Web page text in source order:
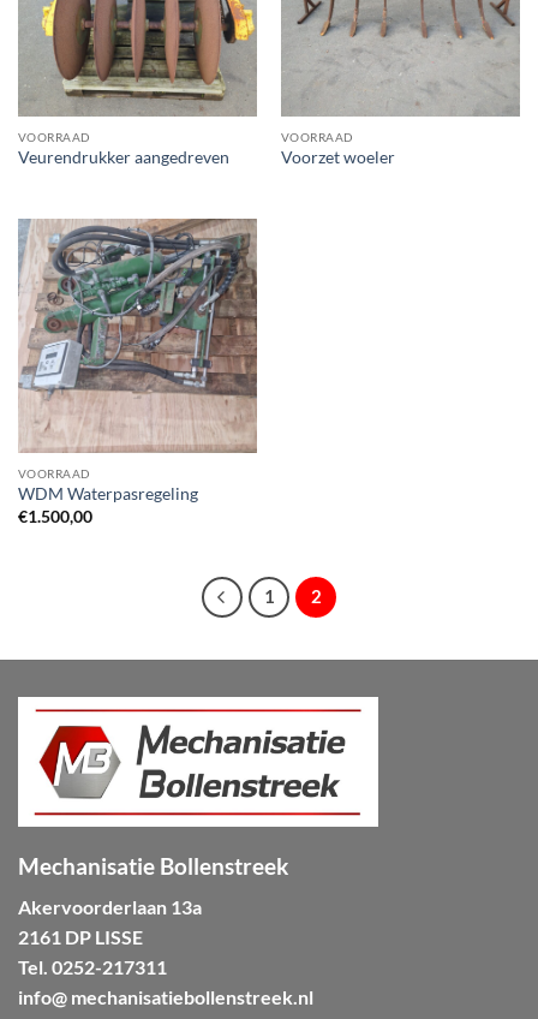
VOORRAAD
Veurendrukker aangedreven
VOORRAAD
Voorzet woeler
VOORRAAD
WDM Waterpasregeling
€1.500,00
1 2
Mechanisatie Bollenstreek
Akervoorderlaan 13a
2161 DP LISSE
Tel. 0252-217311
info@ mechanisatiebollenstreek.nl